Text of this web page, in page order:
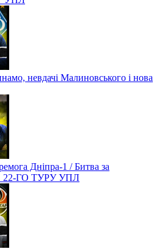
невдачі Малиновського і нова
Дніпра-1 / Битва за
22-ГО ТУРУ УПЛ